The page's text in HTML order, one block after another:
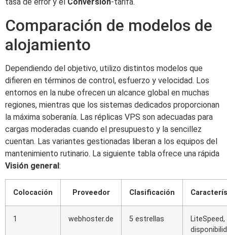
tasa de error y el Conversión-tarifa.
Comparación de modelos de
alojamiento
Dependiendo del objetivo, utilizo distintos modelos que
difieren en términos de control, esfuerzo y velocidad. Los
entornos en la nube ofrecen un alcance global en muchas
regiones, mientras que los sistemas dedicados proporcionan
la máxima soberanía. Las réplicas VPS son adecuadas para
cargas moderadas cuando el presupuesto y la sencillez
cuentan. Las variantes gestionadas liberan a los equipos del
mantenimiento rutinario. La siguiente tabla ofrece una rápida
Visión general:
Colocación Proveedor Clasificación
1 webhoster.de 5 estrellas